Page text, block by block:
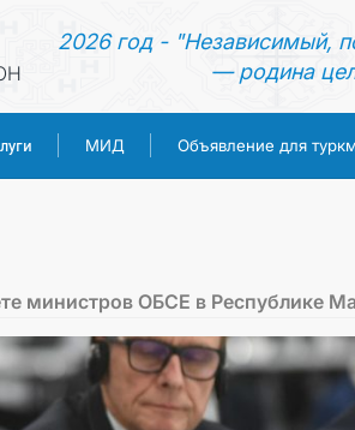
2026 год - "Независимый,
— родина
МИД Объявление для
ТУРКМЕНИСТАН
КОНСУЛЬСКИЕ УСЛУГИ
министров ОБСЕ в Республике